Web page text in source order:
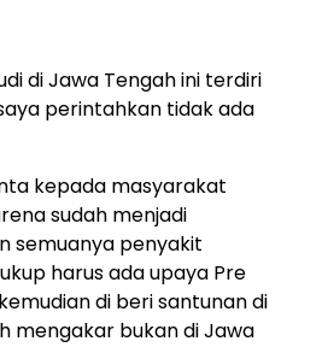
di Jawa Tengah ini terdiri
perintahkan tidak ada
kepada masyarakat
sudah menjadi
semuanya penyakit
harus ada upaya Pre
di beri santunan di
mengakar bukan di Jawa